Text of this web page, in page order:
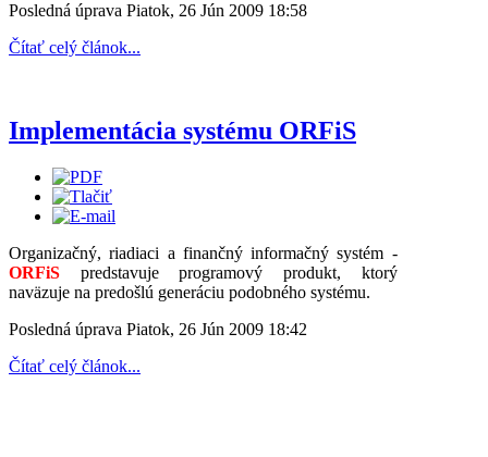
Posledná úprava Piatok, 26 Jún 2009 18:58
Čítať celý článok...
Implementácia systému ORFiS
Organizačný, riadiaci a finančný informačný systém -
ORFiS predstavuje programový produkt, ktorý
naväzuje na predošlú generáciu podobného systému.
Posledná úprava Piatok, 26 Jún 2009 18:42
Čítať celý článok...